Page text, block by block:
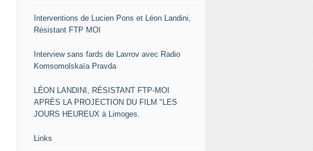
Interventions de Lucien Pons et Léon Landini,
Résistant FTP MOI
Interview sans fards de Lavrov avec Radio
Komsomolskaïa Pravda
LÉON LANDINI, RÉSISTANT FTP-MOI
APRÈS LA PROJECTION DU FILM "LES
JOURS HEUREUX à Limoges.
Links